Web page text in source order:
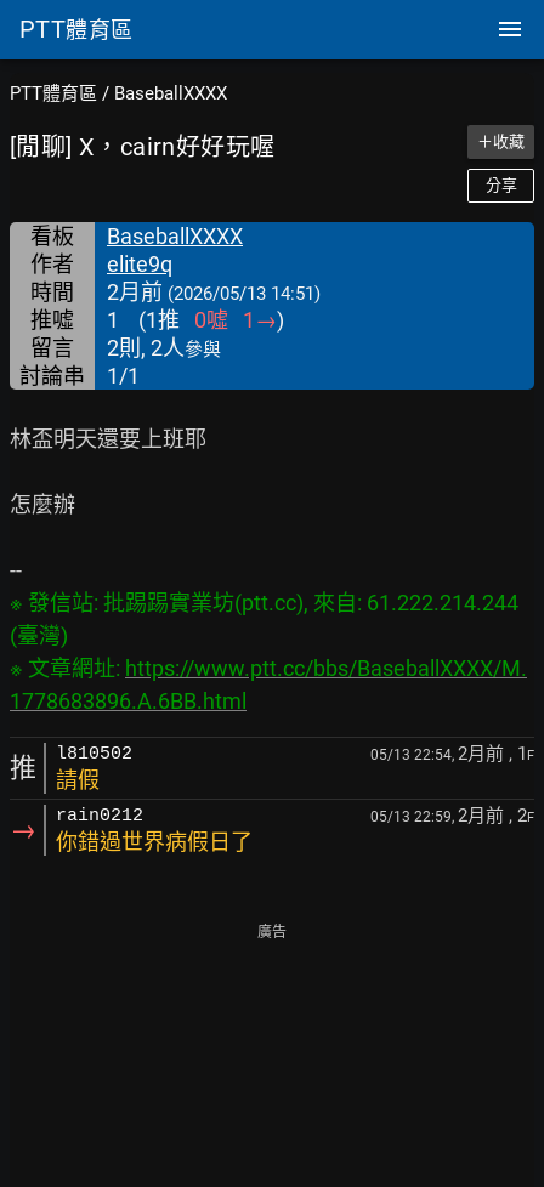
PTT體育區
PTT體育區 / BaseballXXXX
[閒聊] X，cairn好好玩喔 ＋收藏
分享
看板
BaseballXXXX
作者
elite9q
時間
2月前 (2026/05/13 14:51)
推噓 1 (1推 0噓 1 →)
留言
2則, 2人參與
討論串 1/1
林盃明天還要上班耶
怎麼辦
※ 發信站: 批踢踢實業坊(ptt.cc), 來自: 61.222.214.244
(臺灣)
※ 文章網址: https://www.ptt.cc/bbs/BaseballXXXX/M.
1778683896.A.6BB.html
推 l810502 05/13 22:54, 2月前 , 1 F
請假
→ rain0212 05/13 22:59, 2月前 , 2F
你錯過世界病假日了
廣告